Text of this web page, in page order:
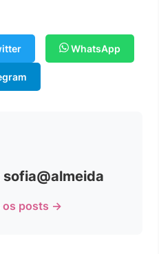
WhatsApp
os posts →